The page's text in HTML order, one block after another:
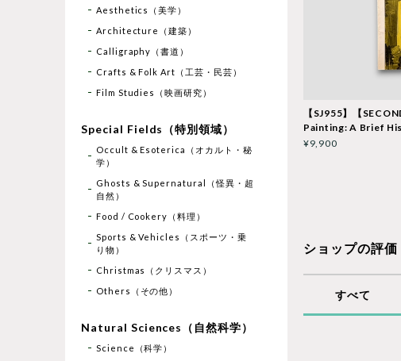
【SJ955】【
Painting: A Brief
¥9,900
ショップの評価
すべて
Aesthetics（美学）
Architecture（建築）
Calligraphy（書道）
Crafts & Folk Art（工芸・民芸）
Film Studies（映画研究）
Special Fields（特別領域）
Occult & Esoterica（オカルト・秘
学）
Ghosts & Supernatural（怪異・超
自然）
Food / Cookery（料理）
Sports & Vehicles（スポーツ・乗
り物）
Christmas（クリスマス）
Others（その他）
Natural Sciences（自然科学）
Science（科学）